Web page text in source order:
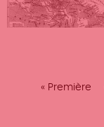
Première
« Première